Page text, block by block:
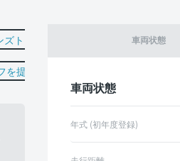
車両状態
車両状態
年式 (初年度登録)